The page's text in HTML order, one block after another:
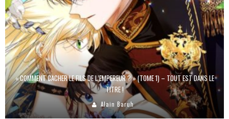
« COMMENT CACHER LE FILS DE L’EMPEREUR ? » (TOME 1) – TOUT EST DANS LE
TITRE !
Alain Baruh